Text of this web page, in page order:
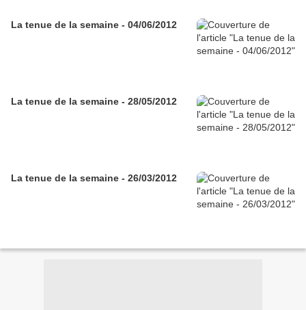
La tenue de la semaine - 04/06/2012
La tenue de la semaine - 28/05/2012
La tenue de la semaine - 26/03/2012